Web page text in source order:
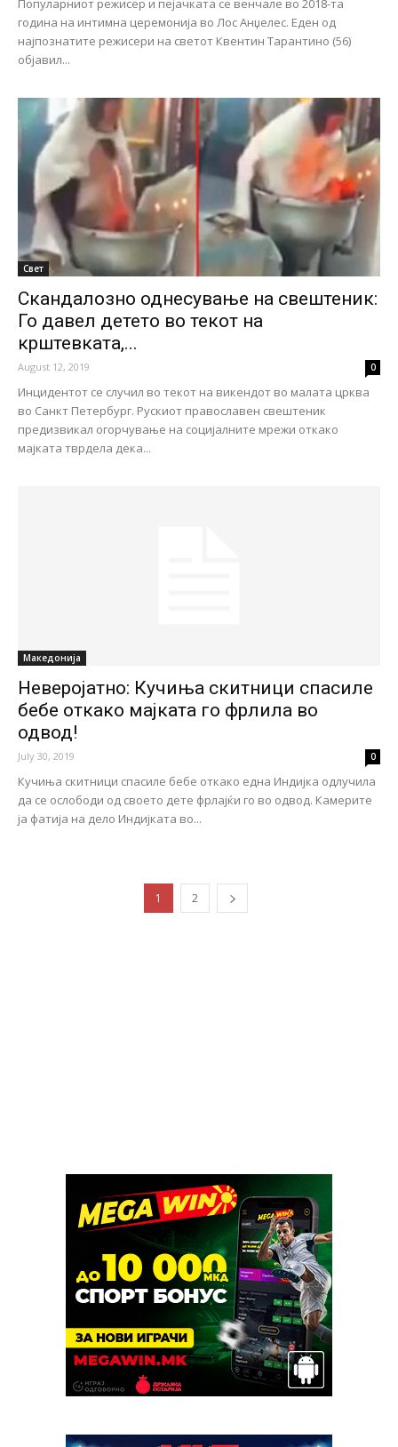
Популарниот режисер и пејачката се венчале во 2018-та
година на интимна церемонија во Лос Анџелес. Еден од
најпознатите режисери на светот Квентин Тарантино (56)
објавил...
Свет
Скандалозно однесување на свештеник:
Го давел детето во текот на
крштевката,...
August 12, 2019 0
Инцидентот се случил во текот на викендот во малата црква
во Санкт Петербург. Рускиот православен свештеник
предизвикал огорчување на социјалните мрежи откако
мајката тврдела дека...
Македонија
Неверојатно: Кучиња скитници спасиле
бебе откако мајката го фрлила во
одвод!
July 30, 2019 0
Кучиња скитници спасиле бебе откако една Индијка одлучила
да се ослободи од своето дете фрлајќи го во одвод. Камерите
ја фатија на дело Индијката во...
1 2